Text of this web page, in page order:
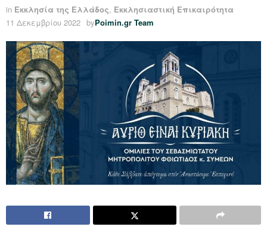
in Εκκλησία της Ελλάδος, Εκκλησιαστική Επικαιρότητα
11 Δεκεμβρίου 2022 byPoimin.gr Team